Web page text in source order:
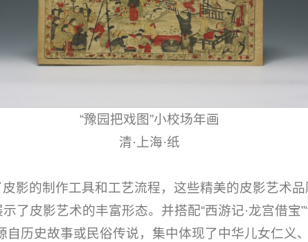
“豫园把戏图”小校场年画
清·上海·纸
影的制作工具和工艺流程，这些精美的皮影艺术
了皮影艺术的丰富形态。并搭配“西游记·龙宫借宝”“
自历史故事或民俗传说，集中体现了中华儿女仁义